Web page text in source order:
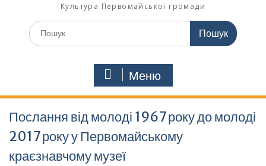
Культура Первомайcької громади
Шукати:
Меню
Послання від молоді 1967 року до молоді
2017 року у Первомайському
краєзнавчому музеї